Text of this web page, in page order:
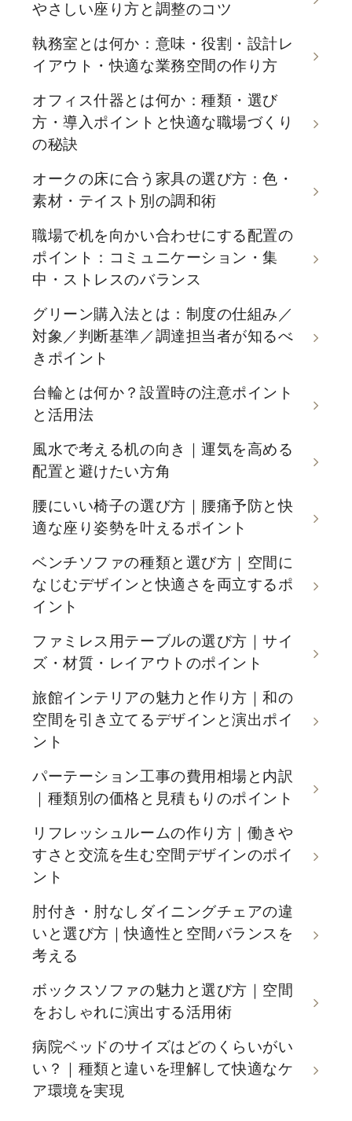
やさしい座り方と調整のコツ
執務室とは何か：意味・役割・設計レ
イアウト・快適な業務空間の作り方
オフィス什器とは何か：種類・選び
方・導入ポイントと快適な職場づくり
の秘訣
オークの床に合う家具の選び方：色・
素材・テイスト別の調和術
職場で机を向かい合わせにする配置の
ポイント：コミュニケーション・集
中・ストレスのバランス
グリーン購入法とは：制度の仕組み／
対象／判断基準／調達担当者が知るべ
きポイント
台輪とは何か？設置時の注意ポイント
と活用法
風水で考える机の向き｜運気を高める
配置と避けたい方角
腰にいい椅子の選び方｜腰痛予防と快
適な座り姿勢を叶えるポイント
ベンチソファの種類と選び方｜空間に
なじむデザインと快適さを両立するポ
イント
ファミレス用テーブルの選び方｜サイ
ズ・材質・レイアウトのポイント
旅館インテリアの魅力と作り方｜和の
空間を引き立てるデザインと演出ポイ
ント
パーテーション工事の費用相場と内訳
｜種類別の価格と見積もりのポイント
リフレッシュルームの作り方｜働きや
すさと交流を生む空間デザインのポイ
ント
肘付き・肘なしダイニングチェアの違
いと選び方｜快適性と空間バランスを
考える
ボックスソファの魅力と選び方｜空間
をおしゃれに演出する活用術
病院ベッドのサイズはどのくらいがい
い？｜種類と違いを理解して快適なケ
ア環境を実現